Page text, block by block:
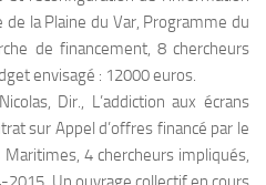
de la Plaine du Var, Programme du
de financement, 8 chercheurs
envisagé : 12000 euros.
Dir., L’addiction aux écrans
sur Appel d’offres financé par le
Maritimes, 4 chercheurs impliqués,